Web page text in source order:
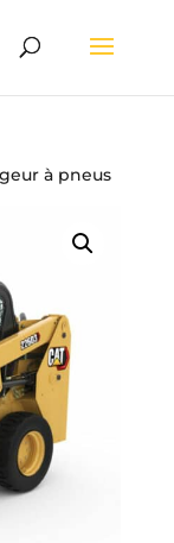
à pneus